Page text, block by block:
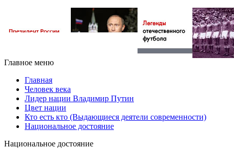
Главное меню
Главная
Человек века
Лидер нации Владимир Путин
Цвет нации
Кто есть кто (Выдающиеся деятели современности)
Национальное достояние
Национальное достояние